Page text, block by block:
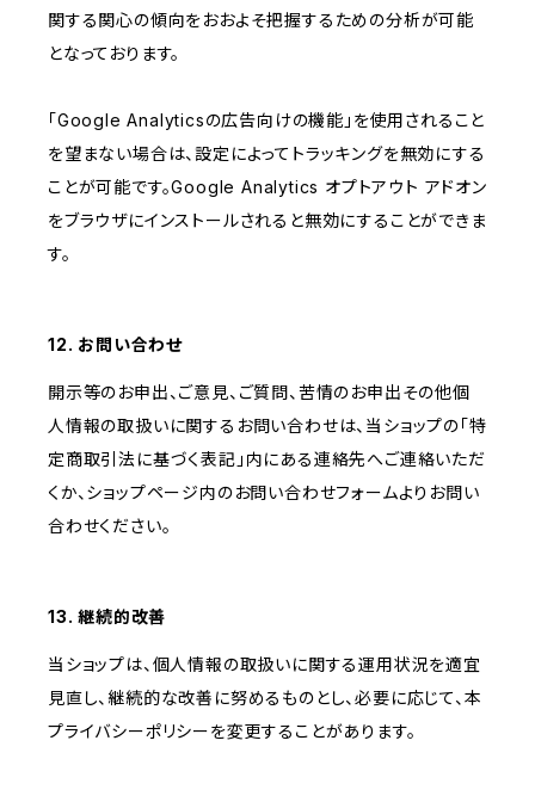
関する関心の傾向をおおよそ把握するための分析が可能
となっております。
「Google Analyticsの広告向けの機能」を使用されること
を望まない場合は、設定によってトラッキングを無効にする
ことが可能です。Google Analytics オプトアウト アドオン
をブラウザにインストールされると無効にすることができま
す。
12. お問い合わせ
開示等のお申出、ご意見、ご質問、苦情のお申出その他個
人情報の取扱いに関するお問い合わせは、当ショップの「特
定商取引法に基づく表記」内にある連絡先へご連絡いただ
くか、ショップページ内のお問い合わせフォームよりお問い
合わせください。
13. 継続的改善
当ショップは、個人情報の取扱いに関する運用状況を適宜
見直し、継続的な改善に努めるものとし、必要に応じて、本
プライバシーポリシーを変更することがあります。